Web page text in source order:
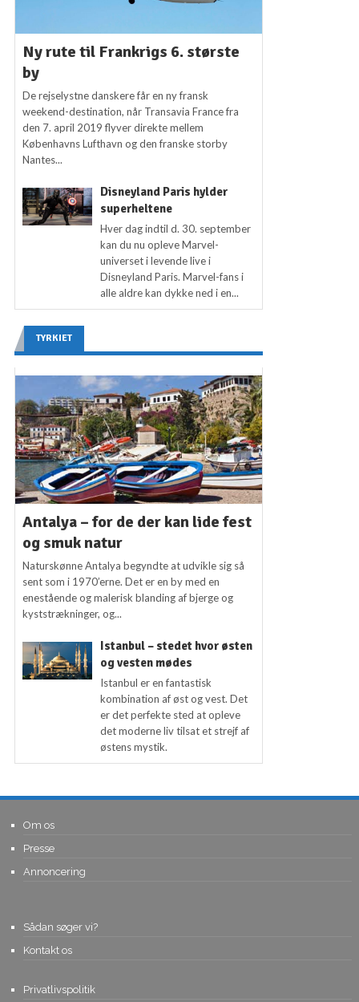
Ny rute til Frankrigs 6. største
by
De rejselystne danskere får en ny fransk
weekend-destination, når Transavia France fra
den 7. april 2019 flyver direkte mellem
Københavns Lufthavn og den franske storby
Nantes...
Disneyland Paris hylder
superheltene
Hver dag indtil d. 30. september
kan du nu opleve Marvel-
universet i levende live i
Disneyland Paris. Marvel-fans i
alle aldre kan dykke ned i en...
TYRKIET
Antalya – for de der kan lide fest
og smuk natur
Naturskønne Antalya begyndte at udvikle sig så
sent som i 1970’erne. Det er en by med en
enestående og malerisk blanding af bjerge og
kyststrækninger, og...
Istanbul – stedet hvor østen
og vesten mødes
Istanbul er en fantastisk
kombination af øst og vest. Det
er det perfekte sted at opleve
det moderne liv tilsat et strejf af
østens mystik.
Om os
Presse
Annoncering
Sådan søger vi?
Kontakt os
Privatlivspolitik